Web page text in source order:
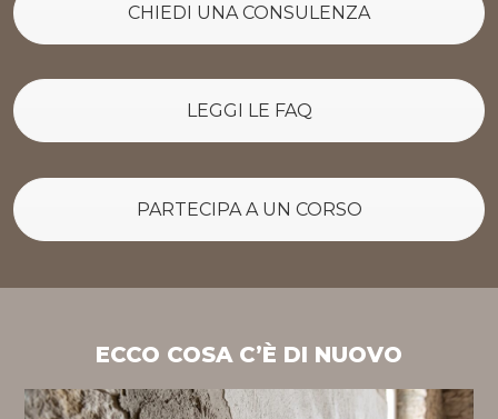
CHIEDI UNA CONSULENZA
LEGGI LE FAQ
PARTECIPA A UN CORSO
ECCO COSA C’È DI NUOVO